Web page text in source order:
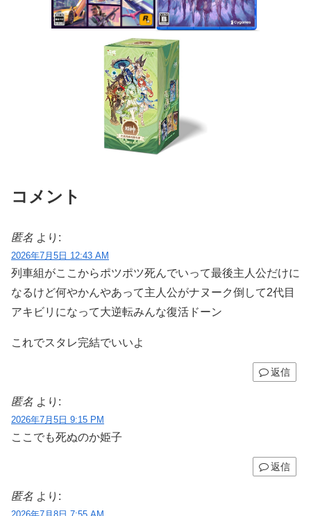
コメント
匿名 より:
2026年7月5日 12:43 AM
列車組がここからポツポツ死んでいって最後主人公だけに
なるけど何やかんやあって主人公がナヌーク倒して2代目
アキビリになって大逆転みんな復活ドーン
これでスタレ完結でいいよ
返信
匿名 より:
2026年7月5日 9:15 PM
ここでも死ぬのか姫子
返信
匿名 より: